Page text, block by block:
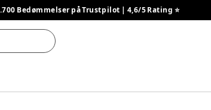
Bedømmelser på Trustpilot | 4,6/5 Rating ⭐️